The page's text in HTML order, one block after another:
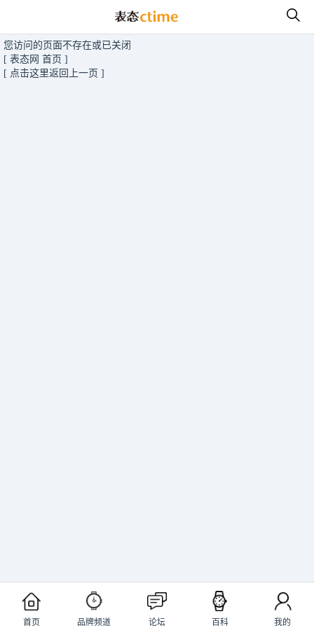
您访问的页面不存在或已关闭
[ 表态网 首页 ]
[ 点击这里返回上一页 ]
首页 品牌频道 论坛 百科 我的